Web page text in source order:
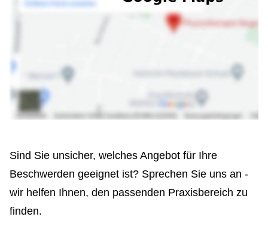
Sind Sie unsicher, welches Angebot für Ihre
Beschwerden geeignet ist? Sprechen Sie uns an -
wir helfen Ihnen, den passenden Praxisbereich zu
finden.